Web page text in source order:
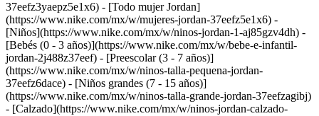
37eefz3yaepz5e1x6) - [Todo mujer Jordan]
(https://www.nike.com/mx/w/mujeres-jordan-37eefz5e1x6) -
[Niños](https://www.nike.com/mx/w/ninos-jordan-1-aj85gzv4dh) -
[Bebés (0 - 3 años)](https://www.nike.com/mx/w/bebe-e-infantil-
jordan-2j488z37eef) - [Preescolar (3 - 7 años)]
(https://www.nike.com/mx/w/ninos-talla-pequena-jordan-
37eefz6dace) - [Niños grandes (7 - 15 años)]
(https://www.nike.com/mx/w/ninos-talla-grande-jordan-37eefzagibj)
- [Calzado](https://www.nike.com/mx/w/ninos-jordan-calzado-